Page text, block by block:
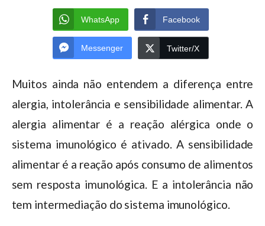
WhatsApp Facebook
Messenger Twitter/X
Muitos ainda não entendem a diferença entre
alergia, intolerância e sensibilidade alimentar. A
alergia alimentar é a reação alérgica onde o
sistema imunológico é ativado. A sensibilidade
alimentar é a reação após consumo de alimentos
sem resposta imunológica. E a intolerância não
tem intermediação do sistema imunológico.